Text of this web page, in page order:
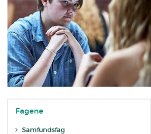
Fagene
Samfundsfag